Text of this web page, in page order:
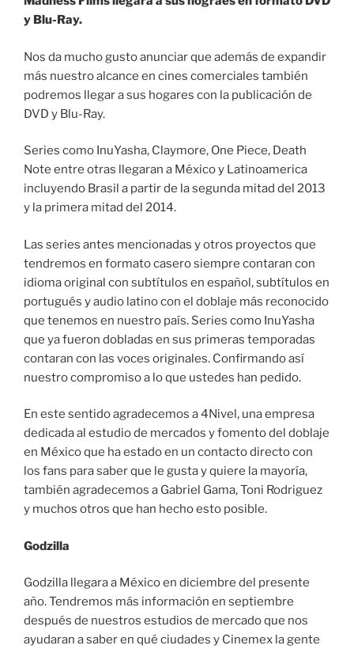
y Blu-Ray.
Nos da mucho gusto anunciar que además de expandir
más nuestro alcance en cines comerciales también
podremos llegar a sus hogares con la publicación de
DVD y Blu-Ray.
Series como InuYasha, Claymore, One Piece, Death
Note entre otras llegaran a México y Latinoamerica
incluyendo Brasil a partir de la segunda mitad del 2013
y la primera mitad del 2014.
Las series antes mencionadas y otros proyectos que
tendremos en formato casero siempre contaran con
idioma original con subtítulos en español, subtítulos en
portugués y audio latino con el doblaje más reconocido
que tenemos en nuestro país. Series como InuYasha
que ya fueron dobladas en sus primeras temporadas
contaran con las voces originales. Confirmando así
nuestro compromiso a lo que ustedes han pedido.
En este sentido agradecemos a 4Nivel, una empresa
dedicada al estudio de mercados y fomento del doblaje
en México que ha estado en un contacto directo con
los fans para saber que le gusta y quiere la mayoría,
también agradecemos a Gabriel Gama, Toni Rodriguez
y muchos otros que han hecho esto posible.
Godzilla
Godzilla llegara a México en diciembre del presente
año. Tendremos más información en septiembre
después de nuestros estudios de mercado que nos
ayudaran a saber en qué ciudades y Cinemex la gente